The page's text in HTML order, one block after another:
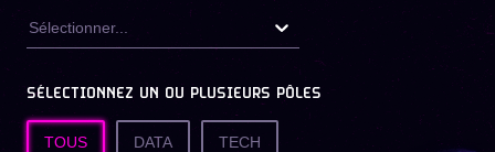
Sélectionner...
SÉLECTIONNEZ UN OU PLUSIEURS PÔLES
TOUS DATA TECH